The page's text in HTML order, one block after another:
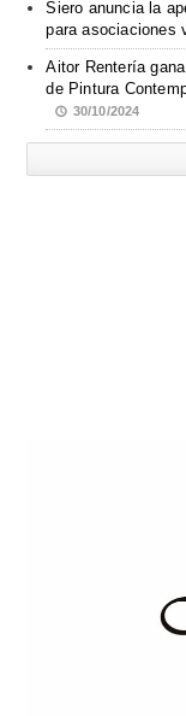
Siero anuncia la
para asociaciones
Aitor Rentería
de Pintura
30/10/2024